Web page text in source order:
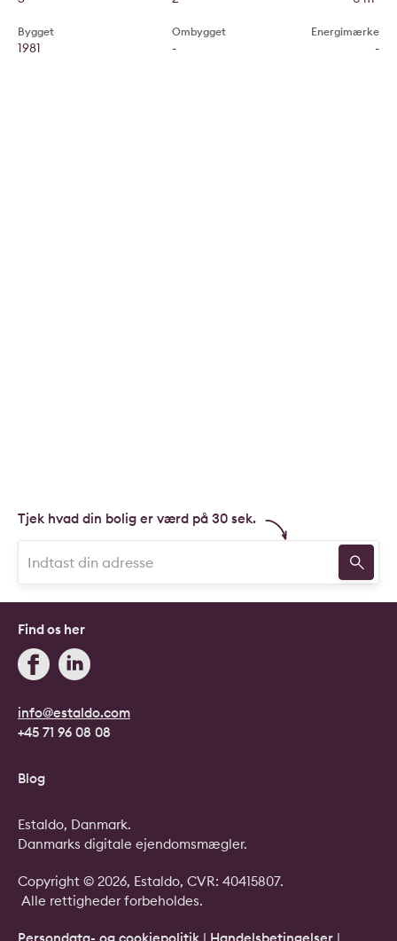
Bygget
1981
Ombygget
-
Energimærke
-
Tjek hvad din bolig er værd på 30 sek.
info@estaldo.com
+45 71 96 08 08
Find os her
Blog
Copyright © 2026, Estaldo, CVR: 40415807.
Alle rettigheder forbeholdes.
Persondata- og cookiepolitik | Handelsbetingelser |
Estaldo, Danmark.
Danmarks digitale ejendomsmægler.